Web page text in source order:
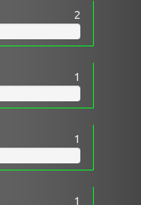
2
1
1
1